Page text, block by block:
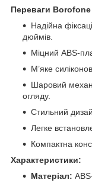
Переваги
Надійна
дюймів.
Міцний ABS-
М’яке
Шаровий
огляду.
Стильний
Легке
Компактна
Характеристики:
Матеріал: